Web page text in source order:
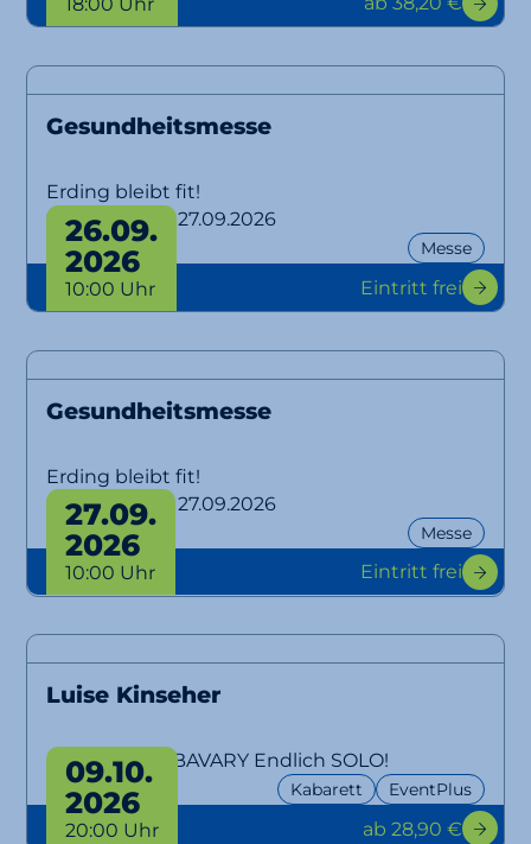
Gesundheitsmesse
Erding bleibt fit!
von 26.09. bis 27.09.2026
Messe
26.09.
2026
10:00 Uhr Eintritt frei
Gesundheitsmesse
Erding bleibt fit!
von 26.09. bis 27.09.2026
Messe
27.09.
2026
10:00 Uhr Eintritt frei
Luise Kinseher
MARY FROM BAVARY Endlich SOLO!
Kabarett EventPlus
09.10.
2026
20:00 Uhr ab 28,90 €